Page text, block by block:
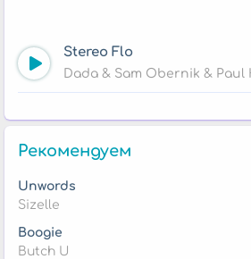
Stereo Flo
Dada & Sam Obernik & Paul
Рекомендуем
Unwords
Sizelle
Boogie
Butch U